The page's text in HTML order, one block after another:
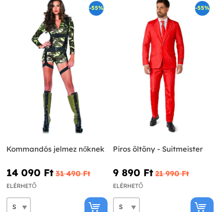
-55%
Kommandós jelmez nőknek
14 090 Ft‎ 31 490 Ft‎
ELÉRHETŐ
-55%
Piros öltöny - Suitmeister
9 890 Ft‎ 21 990 Ft‎
ELÉRHETŐ